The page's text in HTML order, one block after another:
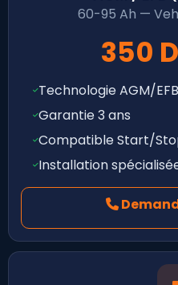
60-95 Ah —
350
Technologie AGM/EFB
Garantie 3 ans
Compatible Start/
Installation